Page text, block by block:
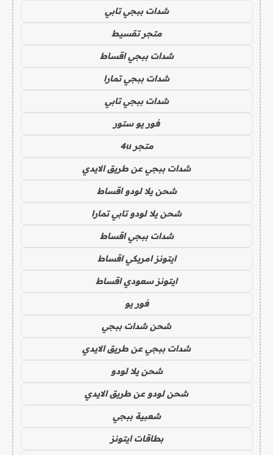
شدات ببجي تابي
متجر تقسيط
شدات ببجي اقساط
شدات ببجي تمارا
شدات ببجي تابي
فور يو ستور
متجر 4u
شدات ببجي عن طريق الايدي
شحن يلا لودو اقساط
شحن يلا لودو تابي تمارا
شدات ببجي اقساط
ايتونز امريكي اقساط
ايتونز سعودي اقساط
فور يو
شحن شدات ببجي
شدات ببجي عن طريق الايدي
شحن يلا لودو
شحن لودو عن طريق الايدي
شعبية ببجي
بطاقات ايتونز